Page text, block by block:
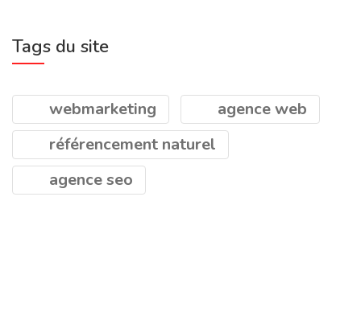
Tags du site
webmarketing
agence web
référencement naturel
agence seo